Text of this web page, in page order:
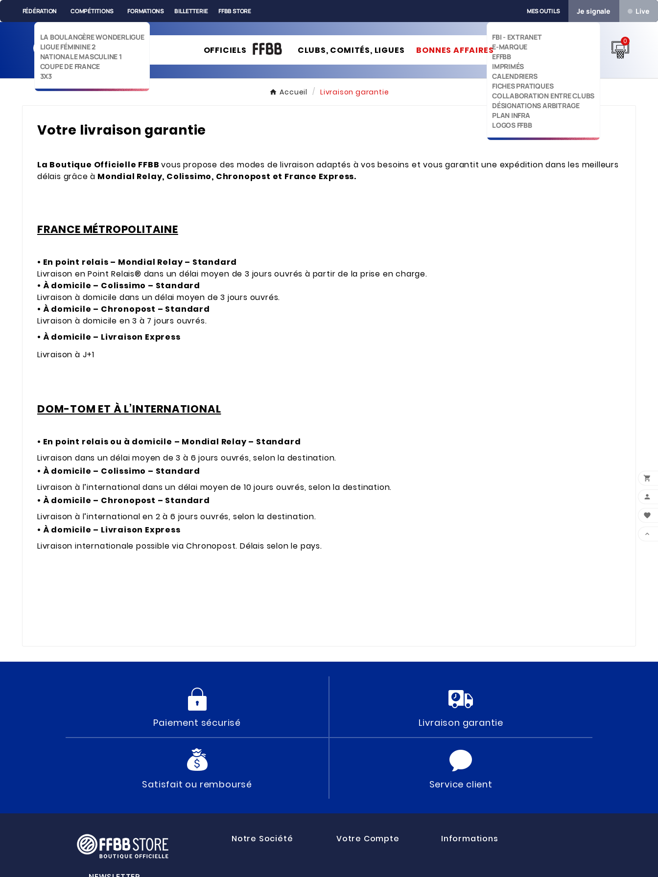
FÉDÉRATION COMPÉTITIONS
LA BOULANGÈRE WONDERLIGUE
LIGUE FÉMININE 2
NATIONALE MASCULINE 1
COUPE DE FRANCE
3X3
FORMATIONS BILLETTERIE FFBB STORE MES OUTILS
FBI - EXTRANET
E-MARQUE
EFFBB
IMPRIMÉS
CALENDRIERS
FICHES PRATIQUES
COLLABORATION ENTRE CLUBS
DÉSIGNATIONS ARBITRAGE
PLAN INFRA
LOGOS FFBB
Je signale Live
OFFICIELS CLUBS, COMITÉS, LIGUES BONNES AFFAIRES
0
Accueil Livraison garantie
Votre livraison garantie
La Boutique Officielle FFBBvous propose des modes de livraison adaptés à vos besoins et vous garantit une expédition dans les meilleurs
délais grâce à Mondial Relay, Colissimo, Chronopost et France Express.
FRANCE MÉTROPOLITAINE
• En point relais – Mondial Relay – Standard
Livraison en Point Relais® dans un délai moyen de 3 jours ouvrés à partir de la prise en charge.
• À domicile – Colissimo – Standard
Livraison à domicile dans un délai moyen de 3 jours ouvrés.
• À domicile – Chronopost – Standard
Livraison à domicile en 3 à 7 jours ouvrés.
• À domicile – Livraison Express
Livraison à J+1
DOM-TOM ET À L’INTERNATIONAL
• En point relais ou à domicile – Mondial Relay – Standard
Livraison dans un délai moyen de 3 à 6 jours ouvrés, selon la destination.
• À domicile – Colissimo – Standard
Livraison à l’international dans un délai moyen de 10 jours ouvrés, selon la destination.
• À domicile – Chronopost – Standard
Livraison à l’international en 2 à 6 jours ouvrés, selon la destination.
• À domicile – Livraison Express
Livraison internationale possible via Chronopost. Délais selon le pays.
Paiement sécurisé Livraison garantie
Satisfait ou remboursé Service client
Notre Société Votre Compte Informations



